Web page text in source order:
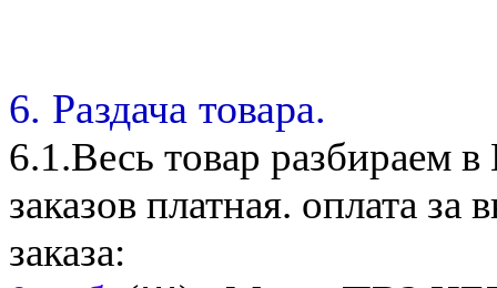
6. Раздача товара.
6.1.Весь товар разбираем
заказов платная. оплата
заказа: